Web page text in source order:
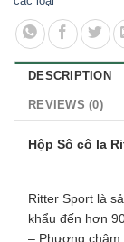
DESCRIPTION
REVIEWS (0)
Hộp Sô cô la
Ritter Sport là
khẩu đến hơn
– Phương châm